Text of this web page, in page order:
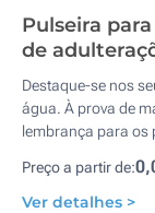
Pulseira
de
Destaque-se nos
água. À prova de
lembrança para os
Preço a partir de:
Ver detalhes >